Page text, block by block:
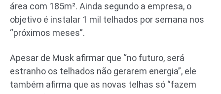
área com 185m². Ainda segundo a empresa, o
objetivo é instalar 1 mil telhados por semana nos
“próximos meses”.
Apesar de Musk afirmar que “no futuro, será
estranho os telhados não gerarem energia”, ele
também afirma que as novas telhas só “fazem